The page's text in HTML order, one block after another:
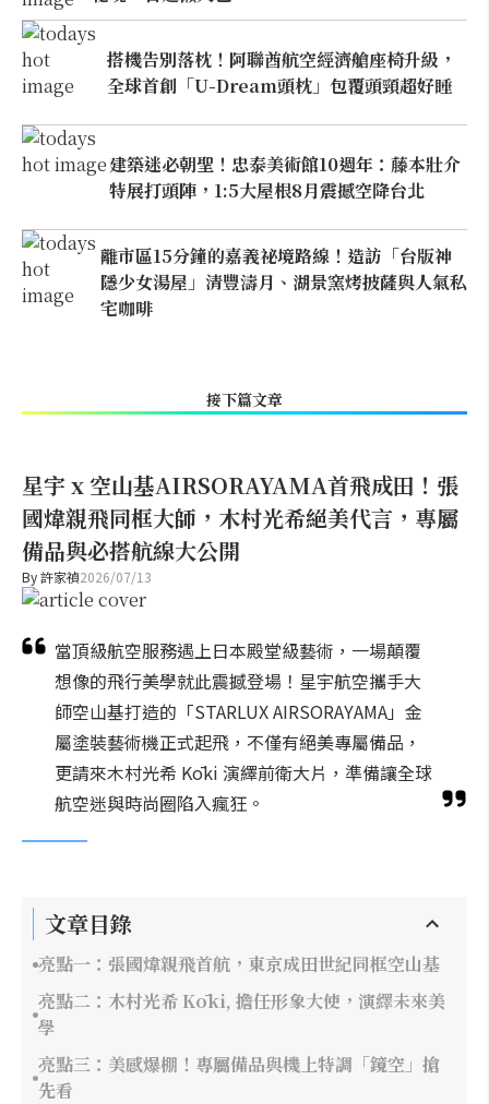
搭機告別落枕！阿聯酋航空經濟艙座椅升級，
全球首創「U-Dream頭枕」包覆頭頸超好睡
建築迷必朝聖！忠泰美術館10週年：藤本壯介
特展打頭陣，1:5大屋根8月震撼空降台北
離市區15分鐘的嘉義祕境路線！造訪「台版神
隱少女湯屋」清豐濤月、湖景窯烤披薩與人氣私
宅咖啡
接下篇文章
星宇 x 空山基AIRSORAYAMA首飛成田！張
國煒親飛同框大師，木村光希絕美代言，專屬
備品與必搭航線大公開
By許家禎2026/07/13
當頂級航空服務遇上日本殿堂級藝術，一場顛覆
想像的飛行美學就此震撼登場！星宇航空攜手大
師空山基打造的「STARLUX AIRSORAYAMA」金
屬塗裝藝術機正式起飛，不僅有絕美專屬備品，
更請來木村光希 Kōki 演繹前衛大片，準備讓全球
航空迷與時尚圈陷入瘋狂。
文章目錄
亮點一：張國煒親飛首航，東京成田世紀同框空山基
亮點二：木村光希 Kōki, 擔任形象大使，演繹未來美
學
亮點三：美感爆棚！專屬備品與機上特調「鏡空」搶
先看